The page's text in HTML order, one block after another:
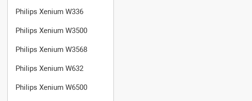
Philips Xenium W336
Philips Xenium W3500
Philips Xenium W3568
Philips Xenium W632
Philips Xenium W6500